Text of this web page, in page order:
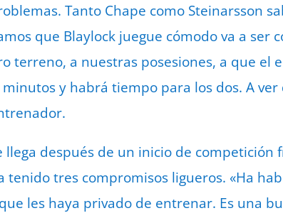
Tanto Chape como Steinarsson
que Blaylock juegue cómodo va a ser
terreno, a nuestras posesiones, a que el
y habrá tiempo para los dos. A
después de un inicio de competición
tenido tres compromisos ligueros. «Ha
les haya privado de entrenar. Es una